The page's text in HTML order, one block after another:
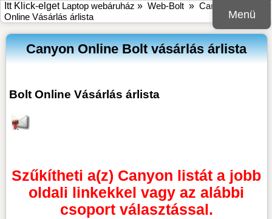
Menü
Itt Klick-elget Laptop webáruház » Web-Bolt » Canyon Bolt
Online Vásárlás árlista
Canyon Online Bolt vásárlás árlista
Bolt Online Vásárlás árlista
Szűkítheti a(z) Canyon listát a jobb
oldali linkekkel vagy az alábbi
csoport választással.